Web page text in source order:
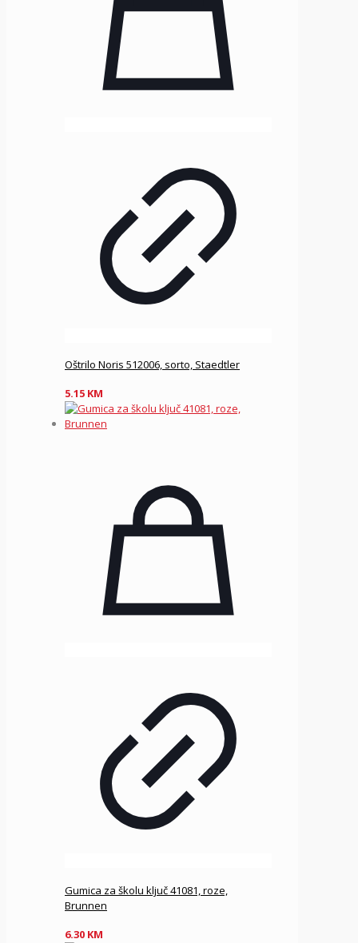
Oštrilo Noris 512006, sorto, Staedtler
5.15 KM
Gumica za školu ključ 41081, roze,
Brunnen
6.30 KM